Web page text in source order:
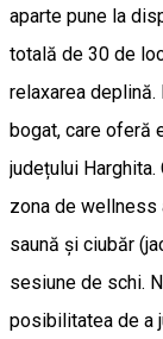
aparte pune la
totală de 30 de
relaxarea
bogat, care oferă
județului
zona de wellness
saună și ciubăr
sesiune de schi.
posibilitatea de a